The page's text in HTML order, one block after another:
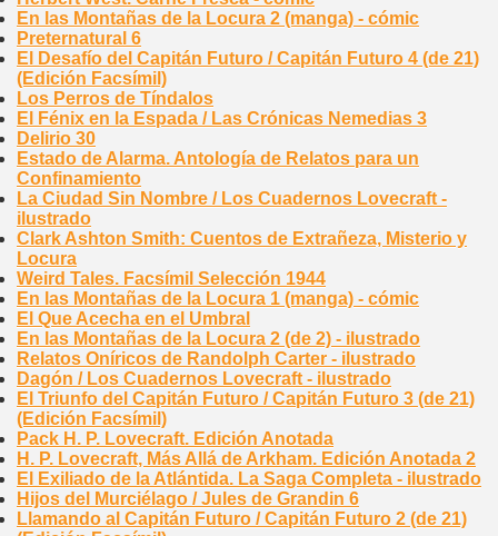
En las Montañas de la Locura 2 (manga) - cómic
Preternatural 6
El Desafío del Capitán Futuro / Capitán Futuro 4 (de 21)
(Edición Facsímil)
Los Perros de Tíndalos
El Fénix en la Espada / Las Crónicas Nemedias 3
Delirio 30
Estado de Alarma. Antología de Relatos para un
Confinamiento
La Ciudad Sin Nombre / Los Cuadernos Lovecraft -
ilustrado
Clark Ashton Smith: Cuentos de Extrañeza, Misterio y
Locura
Weird Tales. Facsímil Selección 1944
En las Montañas de la Locura 1 (manga) - cómic
El Que Acecha en el Umbral
En las Montañas de la Locura 2 (de 2) - ilustrado
Relatos Oníricos de Randolph Carter - ilustrado
Dagón / Los Cuadernos Lovecraft - ilustrado
El Triunfo del Capitán Futuro / Capitán Futuro 3 (de 21)
(Edición Facsímil)
Pack H. P. Lovecraft. Edición Anotada
H. P. Lovecraft, Más Allá de Arkham. Edición Anotada 2
El Exiliado de la Atlántida. La Saga Completa - ilustrado
Hijos del Murciélago / Jules de Grandin 6
Llamando al Capitán Futuro / Capitán Futuro 2 (de 21)